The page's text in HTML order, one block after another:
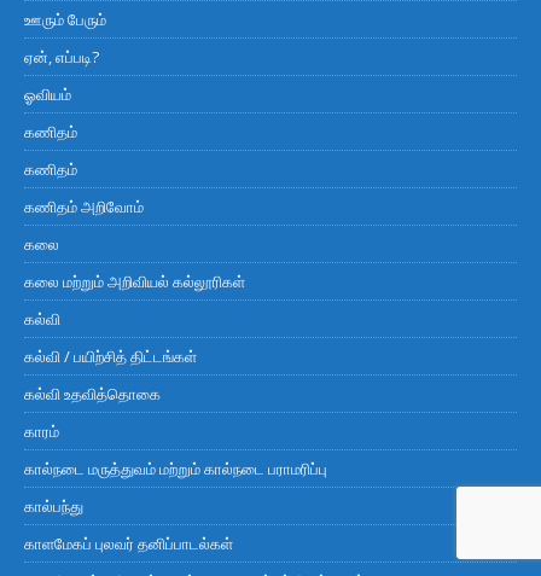
ஊரும் பேரும்
ஏன், எப்படி?
ஓவியம்
கணிதம்
கணிதம்
கணிதம் அறிவோம்
கலை
கலை மற்றும் அறிவியல் கல்லூரிகள்
கல்வி
கல்வி / பயிற்சித் திட்டங்கள்
கல்வி உதவித்தொகை
காரம்
கால்நடை மருத்துவம் மற்றும் கால்நடை பராமரிப்பு
கால்பந்து
காளமேகப் புலவர் தனிப்பாடல்கள்